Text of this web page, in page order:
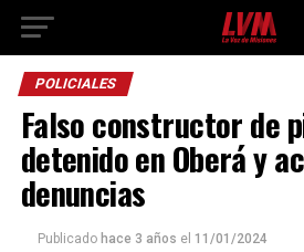
POLICIALES
Falso constructor de
detenido en Oberá y
denuncias
Publicado hace 3 años el 11/01/2024